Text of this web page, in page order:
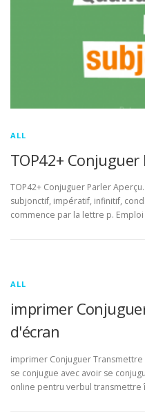
ALL
TOP42+ Conjuguer
TOP42+ Conjuguer Parler
subjonctif, impératif, infinitif,
commence par la lettre p.
ALL
imprimer
d'écran
imprimer Conjuguer
se conjugue avec avoir se
online pentru verbul transmettre